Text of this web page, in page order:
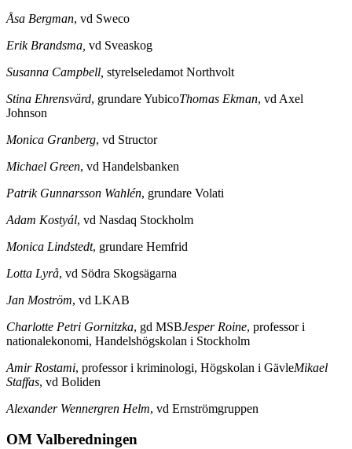
Åsa Bergman, vd Sweco
Erik Brandsma, vd Sveaskog
Susanna Campbell, styrelseledamot Northvolt
Stina Ehrensvärd, grundare YubicoThomas Ekman, vd Axel
Johnson
Monica Granberg, vd Structor
Michael Green, vd Handelsbanken
Patrik Gunnarsson Wahlén, grundare Volati
Adam Kostyál, vd Nasdaq Stockholm
Monica Lindstedt, grundare Hemfrid
Lotta Lyrå, vd Södra Skogsägarna
Jan Moström, vd LKAB
Charlotte Petri Gornitzka, gd MSBJesper Roine, professor i
nationalekonomi, Handelshögskolan i Stockholm
Amir Rostami, professor i kriminologi, Högskolan i GävleMikael
Staffas, vd Boliden
Alexander Wennergren Helm, vd Ernströmgruppen
OM Valberedningen